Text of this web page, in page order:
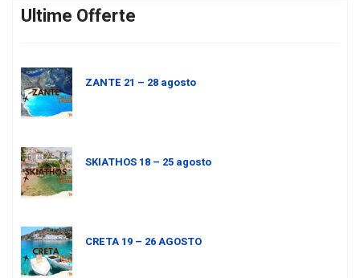
Ultime Offerte
ZANTE 21 – 28 agosto
SKIATHOS 18 – 25 agosto
CRETA 19 – 26 AGOSTO